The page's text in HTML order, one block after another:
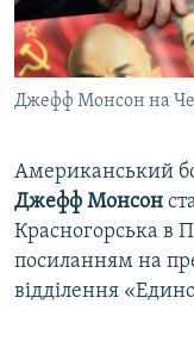
ВІДЕОУРОКИ «ELIFBE»
СВІДЧЕННЯ ОКУПАЦІЇ
УКРАЇНСЬКА
Русский
Qırımtatar
Усі сайти RFE/RL
Джефф Монсон на
Американський
Джефф Монсон
Красногорська в
посиланням на
відділення